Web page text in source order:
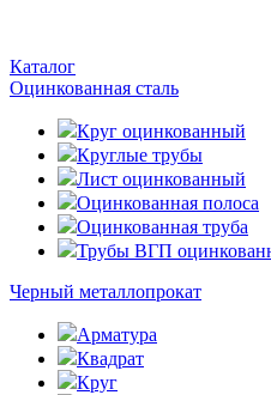
Каталог
Оцинкованная сталь
Круг оцинкованный
Круглые трубы
Лист оцинкованный
Оцинкованная полоса
Оцинкованная труба
Трубы ВГП
Черный металлопрокат
Арматура
Квадрат
Круг